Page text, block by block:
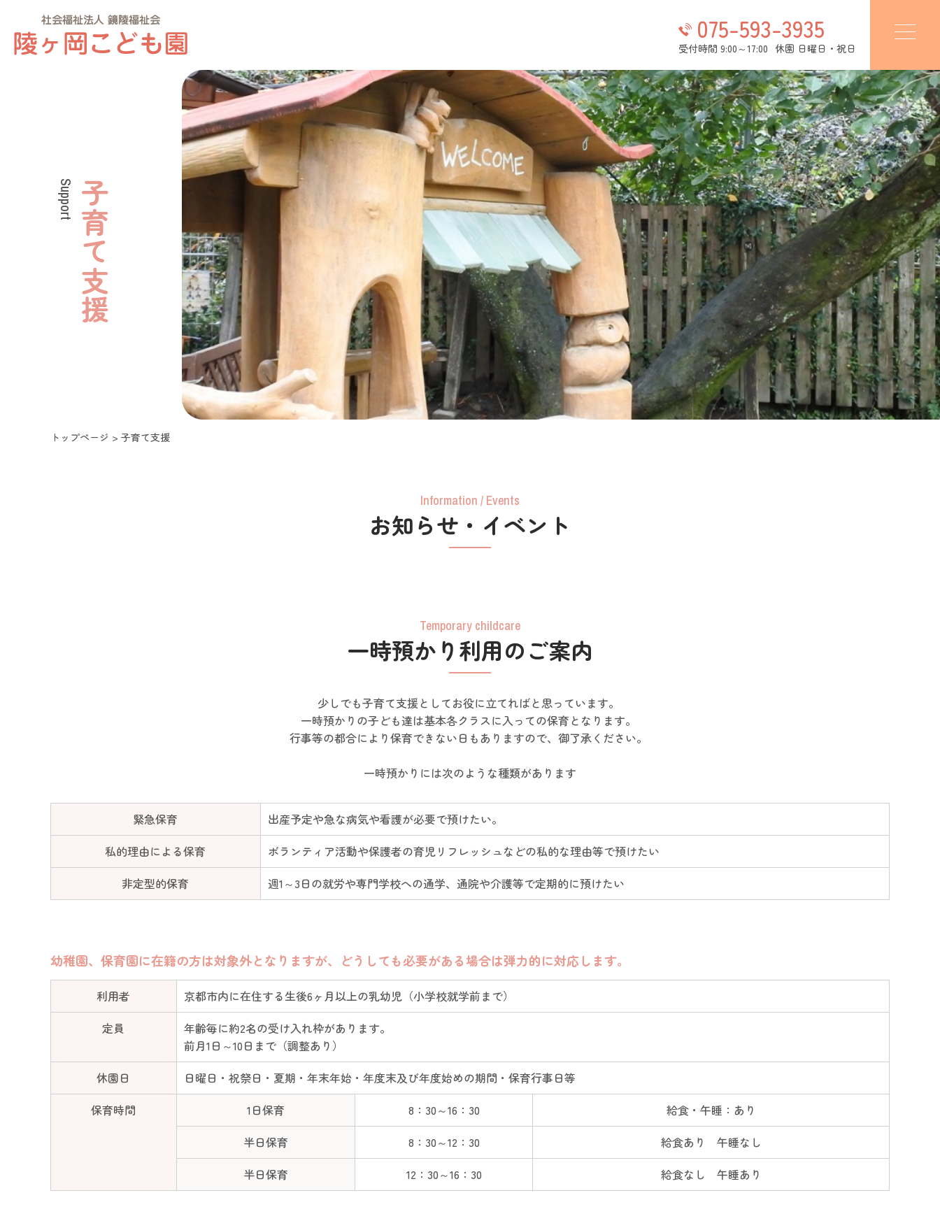
075-593-3935
受付時間 9:00～17:00 休園 日曜日・祝日
子育て支援
Support
トップページ > 子育て支援
Information / Events
お知らせ・イベント
Temporary childcare
一時預かり利用のご案内
少しでも子育て支援としてお役に立てればと思っています。
一時預かりの子ども達は基本各クラスに入っての保育となります。
行事等の都合により保育できない日もありますので、御了承ください。
一時預かりには次のような種類があります
緊急保育
出産予定や急な病気や看護が必要で預けたい。
私的理由による保育
ボランティア活動や保護者の育児リフレッシュなどの私的な理由等で預けたい
非定型的保育
週1～3日の就労や専門学校への通学、通院や介護等で定期的に預けたい
幼稚園、保育園に在籍の方は対象外となりますが、どうしても必要がある場合は弾力的に対応します。
利用者
京都市内に在住する生後6ヶ月以上の乳幼児（小学校就学前まで）
定員
年齢毎に約2名の受け入れ枠があります。
前月1日～10日まで（調整あり）
休園日
日曜日・祝祭日・夏期・年末年始・年度末及び年度始めの期間・保育行事日等
保育時間
1日保育 8：30～16：30
給食・午睡：あり
半日保育
8：30～12：30
給食あり 午睡なし
半日保育
12：30～16：30 給食なし 午睡あり